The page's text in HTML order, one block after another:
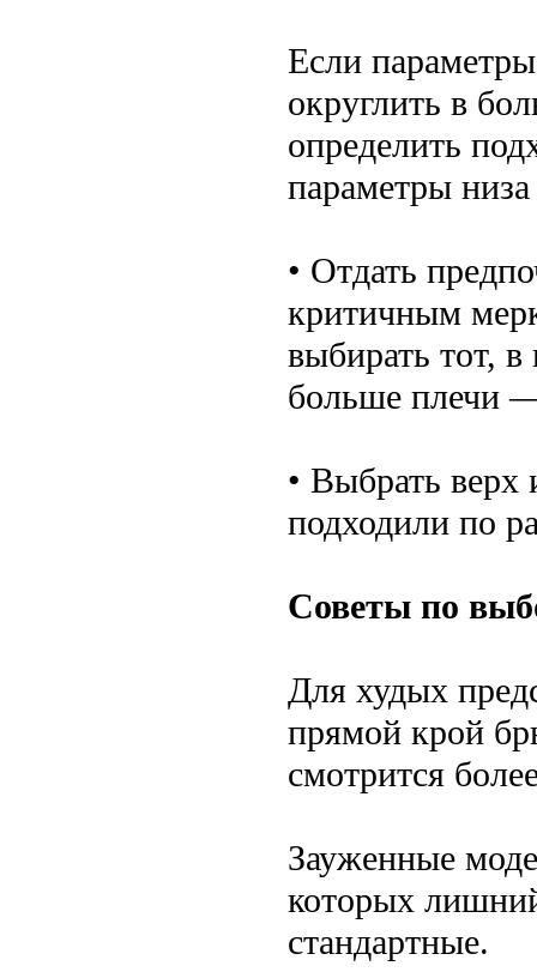
Если
округлить в
определить
параметры
• Отдать
критичным
выбирать тот,
больше плечи
• Выбрать
подходили по
Советы по
Для худых
прямой крой
смотрится
Зауженные
которых
стандартные.